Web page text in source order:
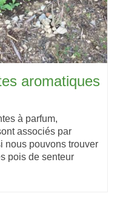
aromatiques
à parfum,
associés par
nous pouvons trouver
pois de senteur